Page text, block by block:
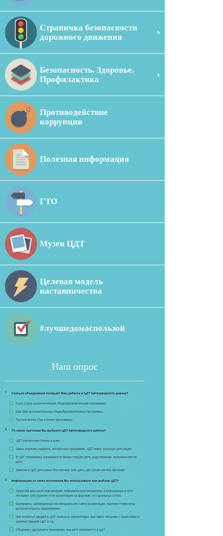
Страничка безопасности
дорожного движения
Безопасность. Здоровье.
Профилактика
Противодействие
коррупции
Полезная информация
ГТО
Музеи ЦДТ
Целевая модель
наставничества
#лучшедомаспользой
Наш опрос